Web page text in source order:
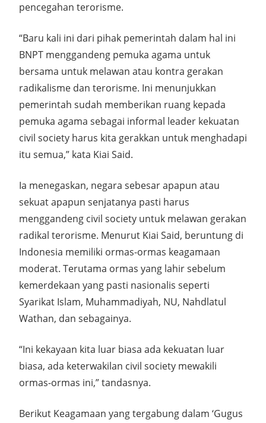
pencegahan terorisme.
“Baru kali ini dari pihak pemerintah dalam hal ini
BNPT menggandeng pemuka agama untuk
bersama untuk melawan atau kontra gerakan
radikalisme dan terorisme. Ini menunjukkan
pemerintah sudah memberikan ruang kepada
pemuka agama sebagai informal leader kekuatan
civil society harus kita gerakkan untuk menghadapi
itu semua,” kata Kiai Said.
Ia menegaskan, negara sebesar apapun atau
sekuat apapun senjatanya pasti harus
menggandeng civil society untuk melawan gerakan
radikal terorisme. Menurut Kiai Said, beruntung di
Indonesia memiliki ormas-ormas keagamaan
moderat. Terutama ormas yang lahir sebelum
kemerdekaan yang pasti nasionalis seperti
Syarikat Islam, Muhammadiyah, NU, Nahdlatul
Wathan, dan sebagainya.
“Ini kekayaan kita luar biasa ada kekuatan luar
biasa, ada keterwakilan civil society mewakili
ormas-ormas ini,” tandasnya.
Berikut Keagamaan yang tergabung dalam ‘Gugus